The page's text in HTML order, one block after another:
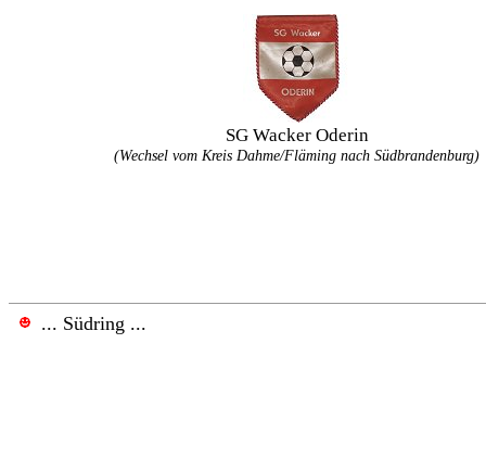
SG Wacker Oderin
(Wechsel vom Kreis Dahme/Fläming nach Südbrandenburg)
... Südring ...